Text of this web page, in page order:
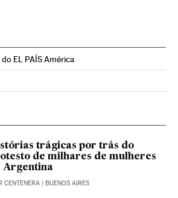
EL PAÍS América
Brasil en Twitter
País Brasil en Instagram
El País Brasil en Facebook
trágicas por trás do
de milhares de mulheres
Argentina
CENTENERA | BUENOS AIRES